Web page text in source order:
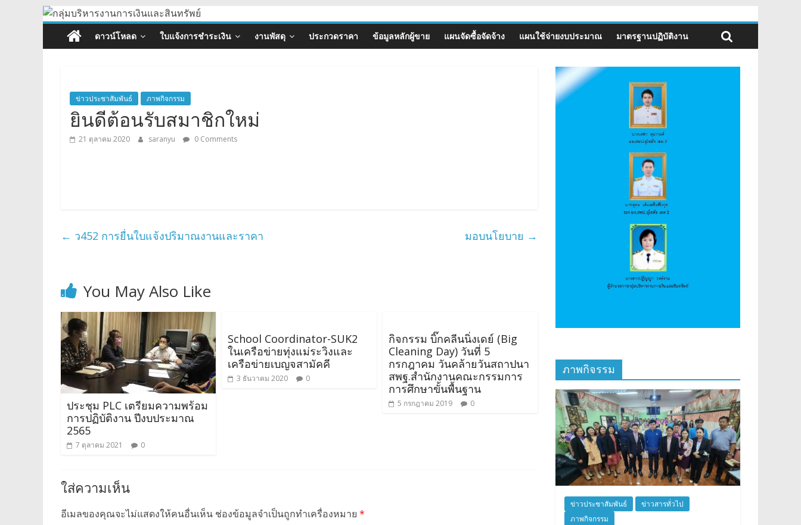
Skip
to
content
กลุ่ม
บริหาร
งานการ
เงิน
และ
ดาวน์โหลด ใบแจ้งการชำระเงิน งานพัสดุ ประกวดราคา ข้อมูลหลักผู้ขาย แผนจัดซื้อจัดจ้าง แผนใช้จ่ายงบประมาณ มาตรฐานปฏิบัติงาน
ข่าวประชาสัมพันธ์ ภาพกิจกรรม
ยินดีต้อนรับสมาชิกใหม่
21 ตุลาคม 2020 saranyu 0 Comments
← ว452 การยื่นใบแจ้งปริมาณงานและราคา มอบนโยบาย →
You May Also Like
ประชุม PLC เตรียมความพร้อม
การปฏิบัติงาน ปีงบประมาณ
2565
7 ตุลาคม 2021 0
School Coordinator-SUK2
ในเครือข่ายทุ่งแม่ระวิงและ
เครือข่ายเบญจสามัคคี
3 ธันวาคม 2020 0
กิจกรรม บิ๊กคลีนนิ่งเดย์ (Big
Cleaning Day) วันที่ 5
กรกฎาคม วันคล้ายวันสถาปนา​
สพฐ.สำนักงานคณะกรรมการ
การศึกษาขั้นพื้นฐาน
5 กรกฎาคม 2019 0
ใส่ความเห็น
อีเมลของคุณจะไม่แสดงให้คนอื่นเห็น ช่องข้อมูลจำเป็นถูกทำเครื่องหมาย *
ภาพกิจรรม
ข่าวประชาสัมพันธ์
ข่าวสารทั่วไป
ภาพกิจกรรม